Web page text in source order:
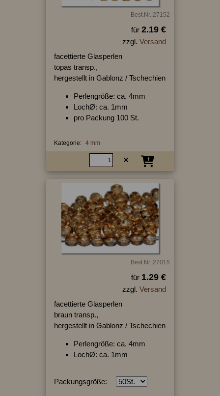
Best.Nr.:27152
für 2.19 €
zzgl. Versand
facettierte Glasperlen
topas transp.,
hergestellt in Gablonz / Tschechien
Perlengröße: ca. 4mm
LochØ: ca. 1mm
pro Packung 100 St.
Kategorie: 4 mm
Best.Nr.:27015
für 1.29 €
zzgl. Versand
facettierte Glasperlen
braun transp.,
hergestellt in Gablonz / Tschechien
Perlengröße: ca. 4mm
LochØ: ca. 1mm
Packungsgröße: